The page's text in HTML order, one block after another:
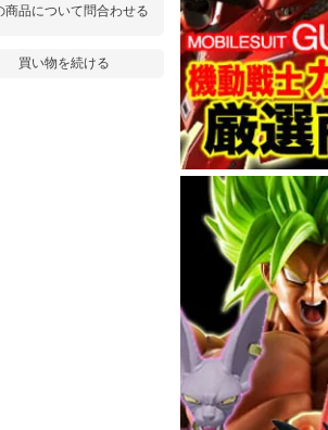
商品について問合わせる
買い物を続ける